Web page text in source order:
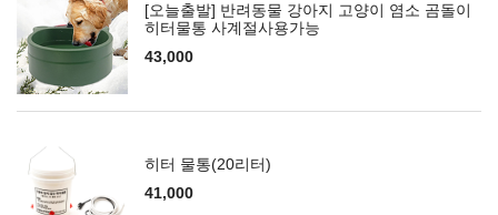
[오늘출발] 반려동물 강아지 고양이 염소 곰돌이
히터물통 사계절사용가능
43,000
히터 물통(20리터)
41,000